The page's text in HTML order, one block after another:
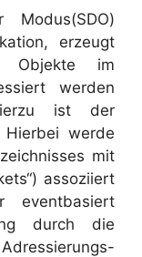
erzeugt
Objekte im
werden
ist der
Hierbei werde
mit
assoziiert
eventbasiert
durch die